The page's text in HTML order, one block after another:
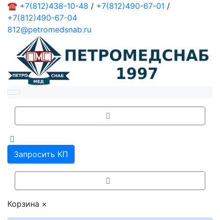
☎ +7(812)438-10-48 / +7(812)490-67-01 /
+7(812)490-67-04
812@petromedsnab.ru
Запросить КП
Корзина ×